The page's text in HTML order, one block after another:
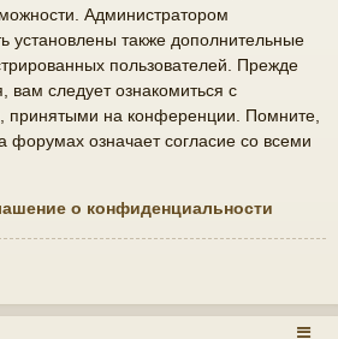
Администратором
установлены также дополнительные
пользователей. Прежде
вам следует ознакомиться с
принятыми на конференции. Помните,
форумах означает согласие со всеми
о конфиденциальности